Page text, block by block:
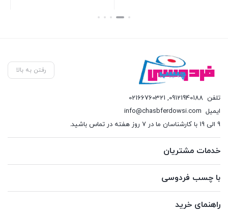
بستن
رفتن به بالا
تلفن 09121940188
,
02166760321
ایمیل info@chasbferdowsi.com
9 الی 19 با کارشناسان ما در 7 روز هفته در تماس باشید.
خدمات مشتریان
با چسب فردوسی
راهنمای خرید